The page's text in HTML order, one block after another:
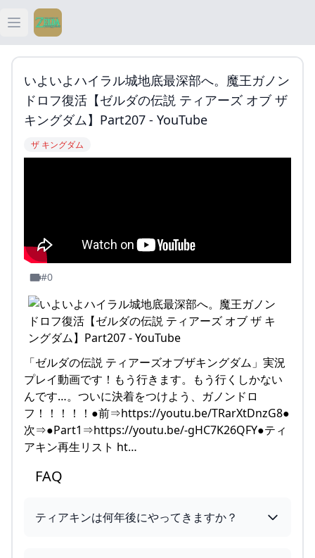
Open main menu
ティアキン
ティアキン 祠
いよいよハイラル城地底最深部へ。魔王ガノン
ドロフ復活【ゼルダの伝説 ティアーズ オブ ザ
キングダム】Part207 - YouTube
ザ キングダム
#0
「ゼルダの伝説 ティアーズオブザキングダム」実況
プレイ動画です！もう行きます。もう行くしかない
んです…。ついに決着をつけよう、ガノンドロ
フ！！！！！●前⇒https://youtu.be/TRarXtDnzG8●
次⇒●Part1⇒https://youtu.be/-gHC7K26QFY●ティ
アキン再生リスト ht…
FAQ
ティアキンは何年後にやってきますか？